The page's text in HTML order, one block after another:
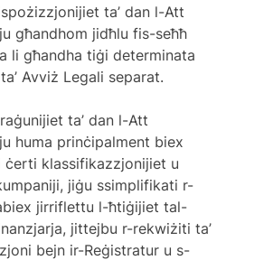
ta’ dan l-Att
għandhom jidħlu fis-seħħ
li għandha tiġi determinata
Avviż Legali separat.
ta’ dan l-Att
huma prinċipalment biex
ċerti klassifikazzjonijiet u
jiġu ssimplifikati r-
jirriflettu l-ħtiġijiet tal-
jittejbu r-rekwiżiti ta’
bejn ir-Reġistratur u s-